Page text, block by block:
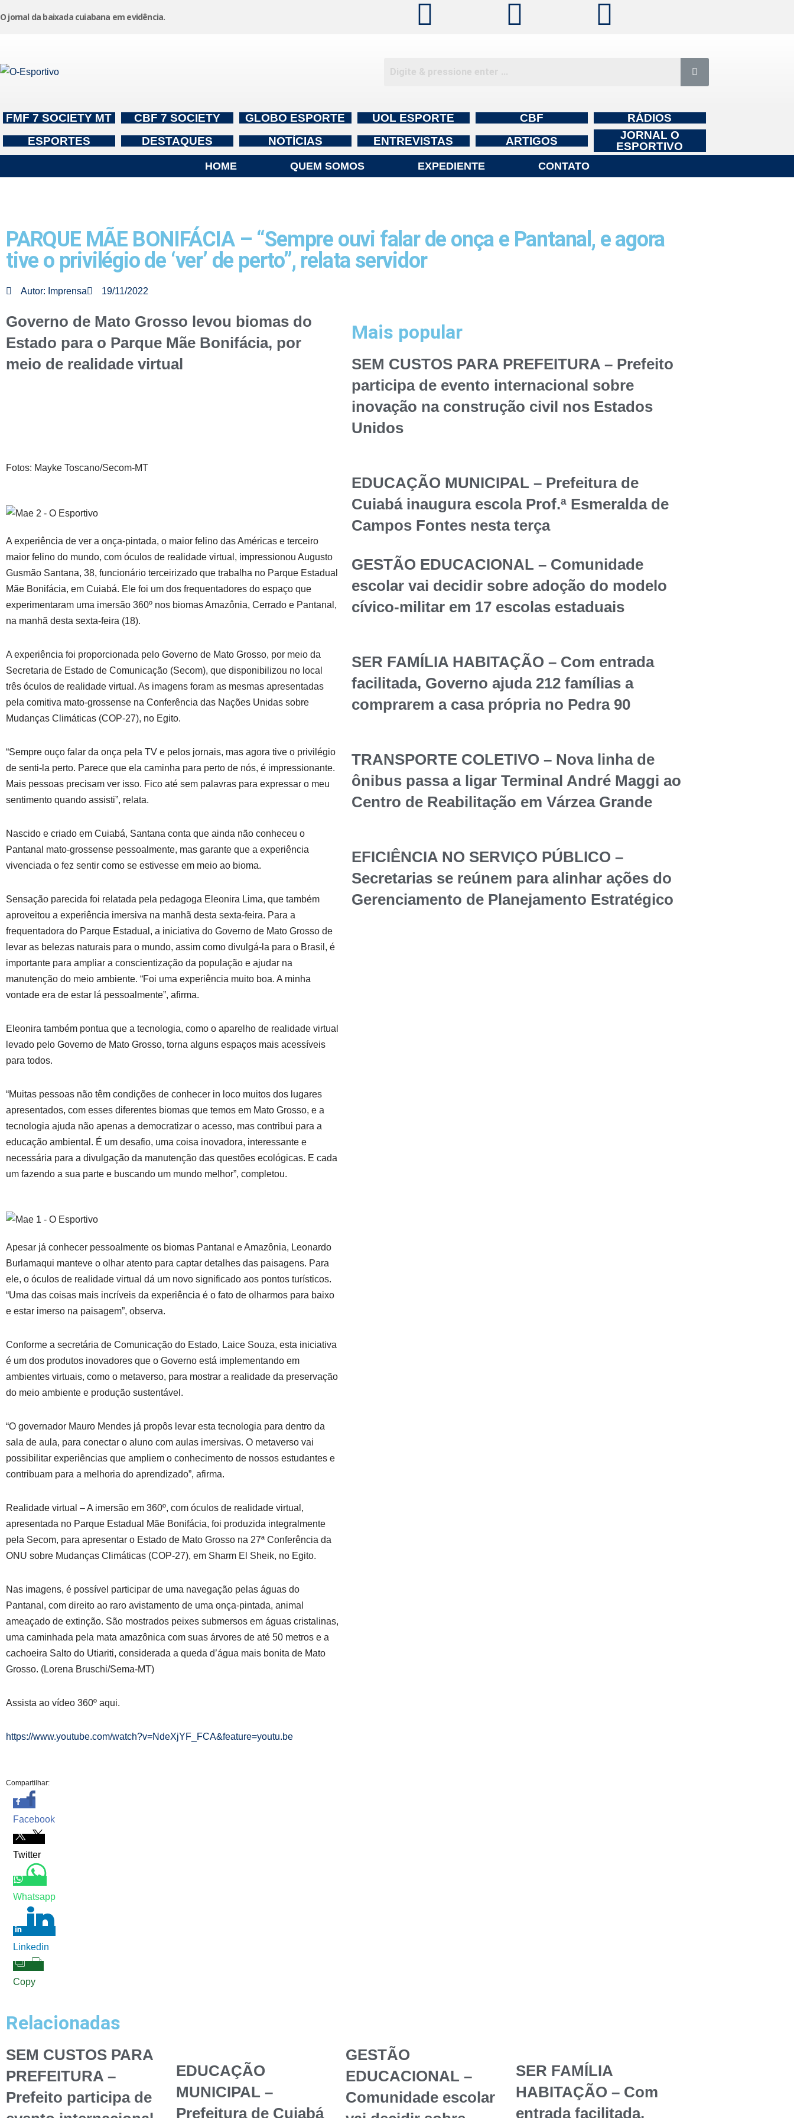
o
O jornal da baixada cuiabana em evidência.
FMF 7 SOCIETY MT CBF 7 SOCIETY GLOBO ESPORTE UOL ESPORTE CBF
RÁDIOS
ESPORTES
DESTAQUES NOTÍCIAS ENTREVISTAS ARTIGOS
JORNAL O
ESPORTIVO
HOME QUEM SOMOS EXPEDIENTE CONTATO
PARQUE MÃE BONIFÁCIA – “Sempre ouvi falar de onça e Pantanal, e agora
tive o privilégio de ‘ver’ de perto”, relata servidor
Autor: Imprensa 19/11/2022
Governo de Mato Grosso levou biomas do
Estado para o Parque Mãe Bonifácia, por
meio de realidade virtual
Fotos: Mayke Toscano/Secom-MT
A experiência de ver a onça-pintada, o maior felino das Américas e terceiro
maior felino do mundo, com óculos de realidade virtual, impressionou Augusto
Gusmão Santana, 38, funcionário terceirizado que trabalha no Parque Estadual
Mãe Bonifácia, em Cuiabá. Ele foi um dos frequentadores do espaço que
experimentaram uma imersão 360º nos biomas Amazônia, Cerrado e Pantanal,
na manhã desta sexta-feira (18).
A experiência foi proporcionada pelo Governo de Mato Grosso, por meio da
Secretaria de Estado de Comunicação (Secom), que disponibilizou no local
três óculos de realidade virtual. As imagens foram as mesmas apresentadas
pela comitiva mato-grossense na Conferência das Nações Unidas sobre
Mudanças Climáticas (COP-27), no Egito.
“Sempre ouço falar da onça pela TV e pelos jornais, mas agora tive o privilégio
de senti-la perto. Parece que ela caminha para perto de nós, é impressionante.
Mais pessoas precisam ver isso. Fico até sem palavras para expressar o meu
sentimento quando assisti”, relata.
Nascido e criado em Cuiabá, Santana conta que ainda não conheceu o
Pantanal mato-grossense pessoalmente, mas garante que a experiência
vivenciada o fez sentir como se estivesse em meio ao bioma.
Sensação parecida foi relatada pela pedagoga Eleonira Lima, que também
aproveitou a experiência imersiva na manhã desta sexta-feira. Para a
frequentadora do Parque Estadual, a iniciativa do Governo de Mato Grosso de
levar as belezas naturais para o mundo, assim como divulgá-la para o Brasil, é
importante para ampliar a conscientização da população e ajudar na
manutenção do meio ambiente. “Foi uma experiência muito boa. A minha
vontade era de estar lá pessoalmente”, afirma.
Eleonira também pontua que a tecnologia, como o aparelho de realidade virtual
levado pelo Governo de Mato Grosso, torna alguns espaços mais acessíveis
para todos.
“Muitas pessoas não têm condições de conhecer in loco muitos dos lugares
apresentados, com esses diferentes biomas que temos em Mato Grosso, e a
tecnologia ajuda não apenas a democratizar o acesso, mas contribui para a
educação ambiental. É um desafio, uma coisa inovadora, interessante e
necessária para a divulgação da manutenção das questões ecológicas. E cada
um fazendo a sua parte e buscando um mundo melhor”, completou.
Apesar já conhecer pessoalmente os biomas Pantanal e Amazônia, Leonardo
Burlamaqui manteve o olhar atento para captar detalhes das paisagens. Para
ele, o óculos de realidade virtual dá um novo significado aos pontos turísticos.
“Uma das coisas mais incríveis da experiência é o fato de olharmos para baixo
e estar imerso na paisagem”, observa.
Conforme a secretária de Comunicação do Estado, Laice Souza, esta iniciativa
é um dos produtos inovadores que o Governo está implementando em
ambientes virtuais, como o metaverso, para mostrar a realidade da preservação
do meio ambiente e produção sustentável.
“O governador Mauro Mendes já propôs levar esta tecnologia para dentro da
sala de aula, para conectar o aluno com aulas imersivas. O metaverso vai
possibilitar experiências que ampliem o conhecimento de nossos estudantes e
contribuam para a melhoria do aprendizado”, afirma.
Realidade virtual – A imersão em 360º, com óculos de realidade virtual,
apresentada no Parque Estadual Mãe Bonifácia, foi produzida integralmente
pela Secom, para apresentar o Estado de Mato Grosso na 27ª Conferência da
ONU sobre Mudanças Climáticas (COP-27), em Sharm El Sheik, no Egito.
Nas imagens, é possível participar de uma navegação pelas águas do
Pantanal, com direito ao raro avistamento de uma onça-pintada, animal
ameaçado de extinção. São mostrados peixes submersos em águas cristalinas,
uma caminhada pela mata amazônica com suas árvores de até 50 metros e a
cachoeira Salto do Utiariti, considerada a queda d’água mais bonita de Mato
Grosso. (Lorena Bruschi/Sema-MT)
Assista ao vídeo 360º aqui.
https://www.youtube.com/watch?v=NdeXjYF_FCA&feature=youtu.be
Compartilhar:
Facebook
Twitter
Whatsapp
Linkedin
Copy
Mais popular
SEM CUSTOS PARA PREFEITURA – Prefeito
participa de evento internacional sobre
inovação na construção civil nos Estados
Unidos
EDUCAÇÃO MUNICIPAL – Prefeitura de
Cuiabá inaugura escola Prof.ª Esmeralda de
Campos Fontes nesta terça
GESTÃO EDUCACIONAL – Comunidade
escolar vai decidir sobre adoção do modelo
cívico-militar em 17 escolas estaduais
SER FAMÍLIA HABITAÇÃO – Com entrada
facilitada, Governo ajuda 212 famílias a
comprarem a casa própria no Pedra 90
TRANSPORTE COLETIVO – Nova linha de
ônibus passa a ligar Terminal André Maggi ao
Centro de Reabilitação em Várzea Grande
EFICIÊNCIA NO SERVIÇO PÚBLICO –
Secretarias se reúnem para alinhar ações do
Gerenciamento de Planejamento Estratégico
Relacionadas
SEM CUSTOS PARA
PREFEITURA –
Prefeito participa de
EDUCAÇÃO
MUNICIPAL –
Prefeitura de Cuiabá
GESTÃO
EDUCACIONAL –
Comunidade escolar
SER FAMÍLIA
HABITAÇÃO – Com
entrada facilitada,